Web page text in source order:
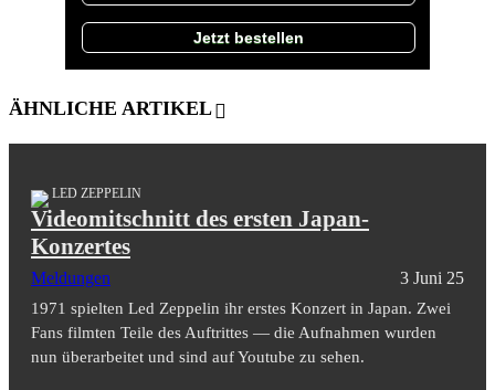
Jetzt bestellen
ÄHNLICHE ARTIKEL
LED ZEPPELIN
Videomitschnitt des ersten Japan-
Konzertes
Meldungen 3 Juni 25
1971 spielten Led Zeppelin ihr erstes Konzert in Japan. Zwei
Fans filmten Teile des Auftrittes — die Aufnahmen wurden
nun überarbeitet und sind auf Youtube zu sehen.